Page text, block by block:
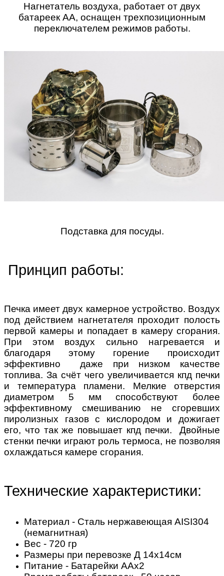
Нагнетатель воздуха, работает от двух
батареек АА, оснащен трехпозиционным
переключателем режимов работы.
Подставка для посуды.
Принцип работы:
Печка имеет двух камерное устройство. Воздух
под действием нагнетателя проходит полость
первой камеры и попадает в камеру сгорания.
При этом воздух сильно нагревается и
благодаря этому горение происходит
эффективно даже при низком качестве
топлива. За счёт чего увеличивается кпд печки
и температура пламени. Мелкие отверстия
диаметром 5 мм способствуют более
эффективному смешиванию не сгоревших
пиролизных газов с кислородом и дожигает
его, что так же повышает кпд печки. Двойные
стенки печки играют роль термоса, не позволяя
охлаждаться камере сгорания.
Технические характеристики:
Материал - Сталь нержавеющая AISI304
(немагнитная)
Вес - 720 гр
Размеры при перевозке Д 14х14см
Питание - Батарейки ААх2